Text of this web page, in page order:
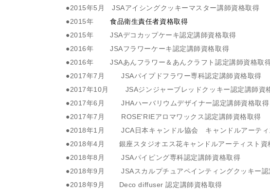
●2015年5月 JSAアイシングクッキーマスター講師資格取得
●2015年
食品衛生責任者資格取得
●2015年 JSAデコカップケーキ認定講師資格取得
●2016年 JSAフラワーケーキ認定講師資格取得
●2016年 JSAあんフラワー＆あんクラフト認定講師資格取
●2017年7月 JSAパイプドフラワー専科認定講師資格取得
●2017年10月 JSAジンジャーブレッドクッキー認定講師資
●2017年6月 JHAハーバリウムデザイナー認定講師資格取得
●2017年7月 ROSE'RIEアロマワックス認定講師資格取得
●2018年1月 JCA日本キャンドル協会 キャンドルアーティ
●2018年4月 銀座スタジオエス花キャンドルアーティスト資
●2018年8月 JSAパイピング専科認定講師資格取得
●2018年9月 JSAスカルプチュアペインティングクッキー認
●2018年9月 Deco diffuser 認定講師資格取得